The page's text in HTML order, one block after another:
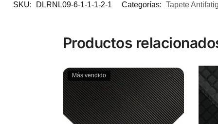
SKU: DLRNL09-6-1-1-1-2-1 Categorías: Tapete
Productos
Más vendido